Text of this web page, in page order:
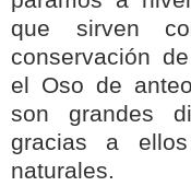
que sirven
conservación
el Oso de
son grandes
gracias a
naturales.